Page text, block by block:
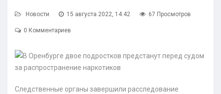
Новости 15 августа 2022, 14:42 67 Просмотров
0 Комментариев
Следственные органы завершили расследование